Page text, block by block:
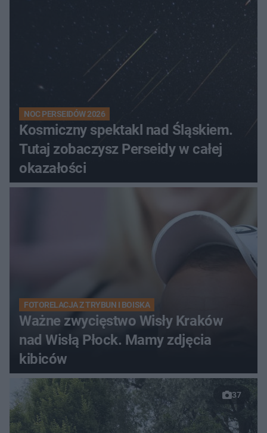
NOC PERSEIDÓW 2026
Kosmiczny spektakl nad Śląskiem.
Tutaj zobaczysz Perseidy w całej
okazałości
FOTORELACJA Z TRYBUN I BOISKA
Ważne zwycięstwo Wisły Kraków
nad Wisłą Płock. Mamy zdjęcia
kibiców
37